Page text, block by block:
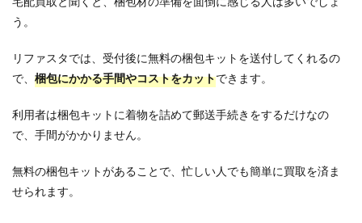
う。
リファスタでは、受付後に無料の梱包キットを送付してくれるの
で、 梱包にかかる手間やコストをカットできます。
利用者は梱包キットに着物を詰めて郵送手続きをするだけなの
で、手間がかかりません。
無料の梱包キットがあることで、忙しい人でも簡単に買取を済ま
せられます。